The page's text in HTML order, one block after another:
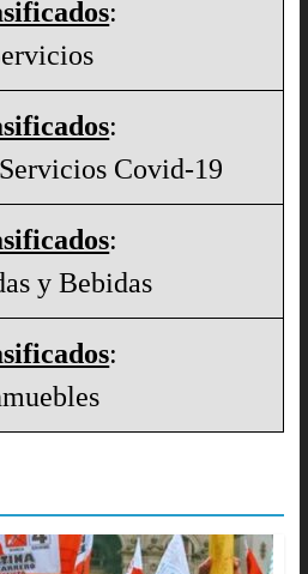
:
:
Covid-19
:
y Bebidas
: